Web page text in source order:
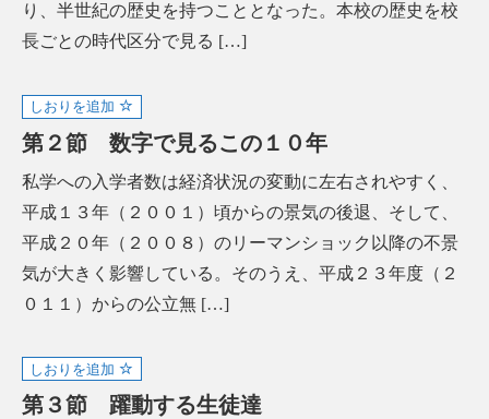
り、半世紀の歴史を持つこととなった。本校の歴史を校
長ごとの時代区分で見る […]
しおりを追加
第２節 数字で見るこの１０年
私学への入学者数は経済状況の変動に左右されやすく、
平成１３年（２００１）頃からの景気の後退、そして、
平成２０年（２００８）のリーマンショック以降の不景
気が大きく影響している。そのうえ、平成２３年度（２
０１１）からの公立無 […]
しおりを追加
第３節 躍動する生徒達